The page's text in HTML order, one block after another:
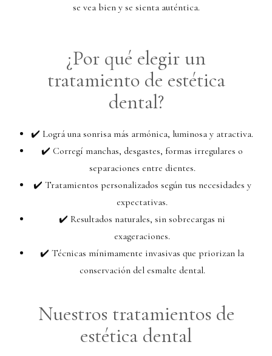
se vea bien y se sienta auténtica.
¿Por qué elegir un
tratamiento de estética
dental?
✔️ Lográ una sonrisa más armónica, luminosa y atractiva.
✔️ Corregí manchas, desgastes, formas irregulares o
separaciones entre dientes.
✔️ Tratamientos personalizados según tus necesidades y
expectativas.
✔️ Resultados naturales, sin sobrecargas ni
exageraciones.
✔️ Técnicas mínimamente invasivas que priorizan la
conservación del esmalte dental.
Nuestros tratamientos de
estética dental